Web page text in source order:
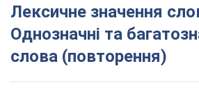
Лексичне значення
Однозначні та
слова (повторення)